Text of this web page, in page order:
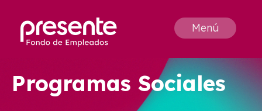
Menú
Programas Sociales